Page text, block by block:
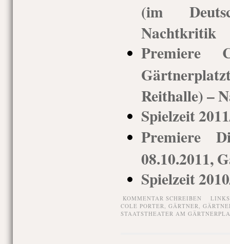
(im
Nachtkritik
Premiere
Reithalle) –
Spielzeit
Premiere
08.10.2011,
Spielzeit
KOMMENTAR SCHREIBEN
COLE PORTER, GÄRTNER,
STAATSTHEATER AM